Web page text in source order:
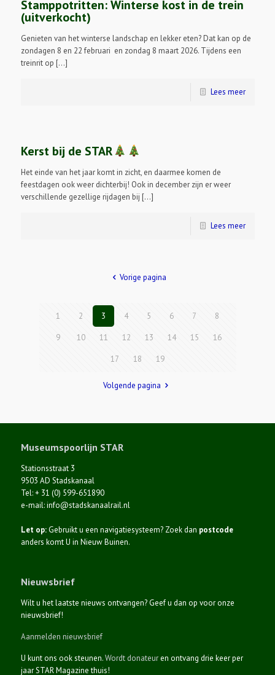
Stamppotritten: Winterse kost in de trein
(uitverkocht)
Genieten van het winterse landschap en lekker eten? Dat kan op de
zondagen 8 en 22 februari en zondag 8 maart 2026. Tijdens een
treinrit op […]
Lees meer
Kerst bij de STAR
Het einde van het jaar komt in zicht, en daarmee komen de
feestdagen ook weer dichterbij! Ook in december zijn er weer
verschillende gezellige rijdagen bij […]
Lees meer
Vorige pagina
1 2 3 4 5 6 7 8
9 10 11 12 13 14 15 16
17 18 19
Volgende pagina
Museumspoorlijn STAR
Stationsstraat 3
9503 AD Stadskanaal
Tel: + 31 (0) 599-651890
e-mail: info@stadskanaalrail.nl
Let op:Gebruikt u een navigatiesysteem? Zoek dan postcode
anders komt U in Nieuw Buinen.
Nieuwsbrief
Wilt u het laatste nieuws ontvangen? Geef u dan op voor onze
nieuwsbrief!
Aanmelden nieuwsbrief
U kunt ons ook steunen.Wordt donateuren ontvang drie keer per
jaar STAR Magazine thuis!